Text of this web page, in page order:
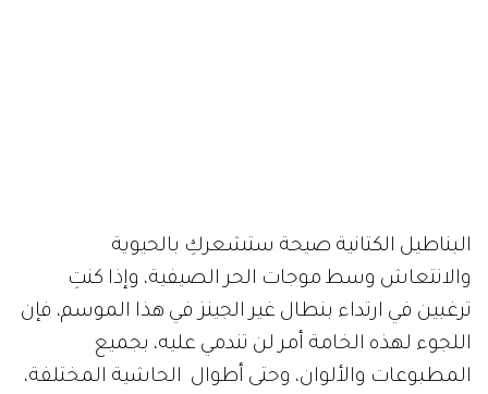
البناطيل الكتانية صيحة ستشعركِ بالحيوية
والانتعاش وسط موجات الحر الصيفية، وإذا كنتِ
ترغبين في ارتداء بنطال غير الجينز في هذا الموسم، فإن
اللجوء لهذه الخامة أمر لن تندمي عليه، بجميع
المطبوعات والألوان، وحتى أطوال الحاشية المختلفة،